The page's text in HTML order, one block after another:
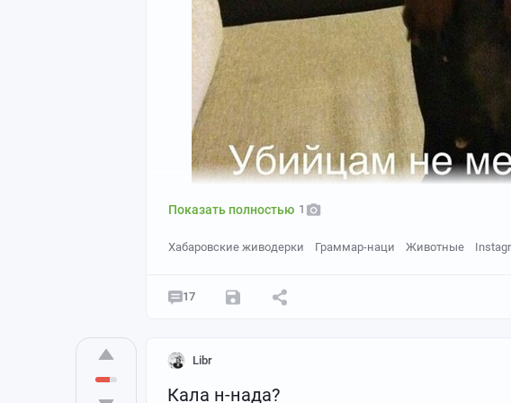
Показать полностью 1
Хабаровские живодерки Граммар-наци Животные
17
Libr
Кала н-нада?